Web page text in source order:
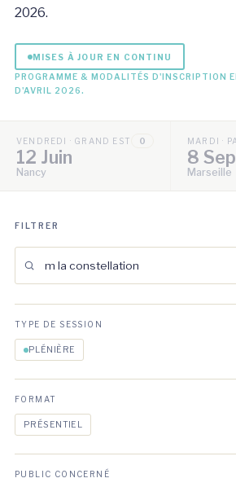
2026.
MISES À JOUR EN CONTINU
PROGRAMME & MODALITÉS D'INSCRIPTION
D'AVRIL 2026.
VENDREDI · GRAND EST 0
12 Juin
Nancy
MARDI ·
8
Marseille
FILTRER
TYPE DE SESSION
PLÉNIÈRE
FORMAT
PRÉSENTIEL
PUBLIC CONCERNÉ